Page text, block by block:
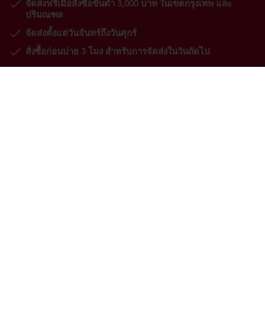
จัดส่งฟรีเมื่อสั่งซื้อขั้นต่ำ 3,000 บาท ในเขตกรุงเทพ และ
ปริมณฑล
จัดส่งตั้งแต่วันจันทร์ถึงวันศุกร์
สั่งซื้อก่อนบ่าย 3 โมง สำหรับการจัดส่งในวันถัดไป